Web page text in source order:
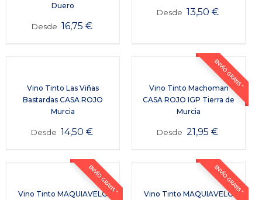
Duero
Desde 16,75 €
Desde 13,50 €
Vino Tinto Las Viñas
Bastardas CASA ROJO
Murcia
Desde 14,50 €
ENVÍO GRATIS *
Vino Tinto Machoman
CASA ROJO IGP Tierra de
Murcia
Desde 21,95€
ENVÍO GRATIS *
Vino Tinto MAQUIAVELO
ENVÍO GRATIS *
Vino Tinto MAQUIAVELO